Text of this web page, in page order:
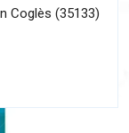
Coglès (35133)